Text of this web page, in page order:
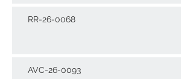
RR-26-0068
AVC-26-0093